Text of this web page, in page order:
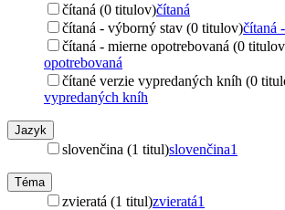
čítaná (0 titulov)čítaná
čítaná - výborný stav (0 titulov)čítaná
čítaná - mierne opotrebovaná (0
opotrebovaná
čítané verzie vypredaných kníh (0
vypredaných kníh
Jazyk
slovenčina (1 titul)slovenčina1
Téma
zvieratá (1 titul)zvieratá1